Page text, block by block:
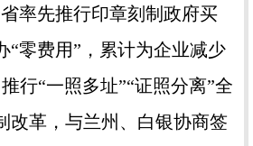
率先推行印章刻制政府买
“零费用”，累计为企业减少
行“一照多址”“证照分离”全
改革，与兰州、白银协商签